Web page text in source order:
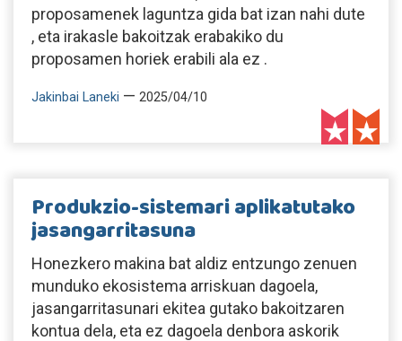
proposamenek laguntza gida bat izan nahi dute
, eta irakasle bakoitzak erabakiko du
proposamen horiek erabili ala ez .
Jakinbai Laneki — 2025/04/10
Produkzio-sistemari aplikatutako
jasangarritasuna
Honezkero makina bat aldiz entzungo zenuen
munduko ekosistema arriskuan dagoela,
jasangarritasunari ekitea gutako bakoitzaren
kontua dela, eta ez dagoela denbora askorik